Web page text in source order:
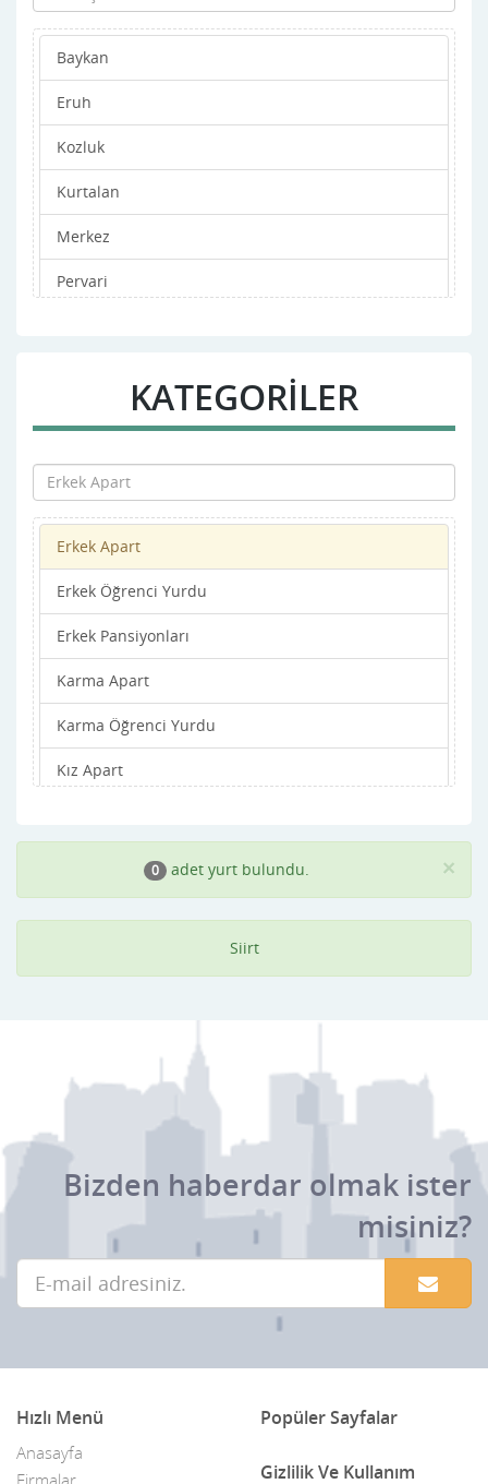
Baykan
Eruh
Kozluk
Kurtalan
Merkez
Pervari
KATEGORİLER
Erkek Apart
Erkek Öğrenci Yurdu
Erkek Pansiyonları
Karma Apart
Karma Öğrenci Yurdu
Kız Apart
Kız Pansiyonları ×
0 adet yurt bulundu.
Siirt
Bizden haberdar olmak ister
misiniz?
Hızlı Menü
Anasayfa
Popüler Sayfalar
Gizlilik Ve Kullanım